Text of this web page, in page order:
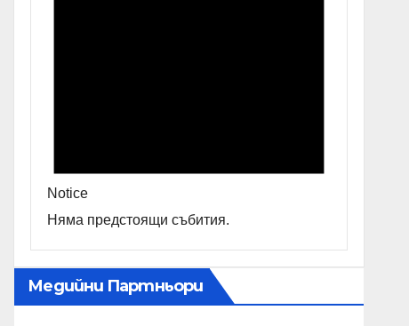
Notice
Няма предстоящи събития.
Медийни Партньори